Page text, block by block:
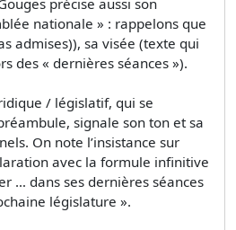
nationale » : rappelons que
admises)), sa visée (texte qui
des « dernières séances »).
/ législatif, qui se
signale son ton et sa
On note l’insistance sur
avec la formule infinitive
… dans ses dernières séances
législature ».